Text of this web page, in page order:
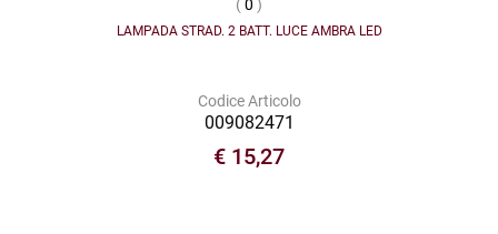
(0 )
LAMPADA STRAD. 2 BATT. LUCE AMBRA LED
Codice Articolo
009082471
€ 15,27